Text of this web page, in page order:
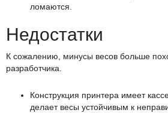
ломаются.
Недостатки
К сожалению, минусы весов больше
разработчика.
Конструкция принтера имеет
делает весы устойчивым к